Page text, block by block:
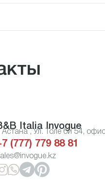
Italia Invogue
Астана , Ул. Толе би 54,
(777) 779 88 81